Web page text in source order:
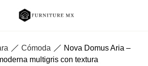
Cómoda
Nova Domus Aria –
multigris con textura